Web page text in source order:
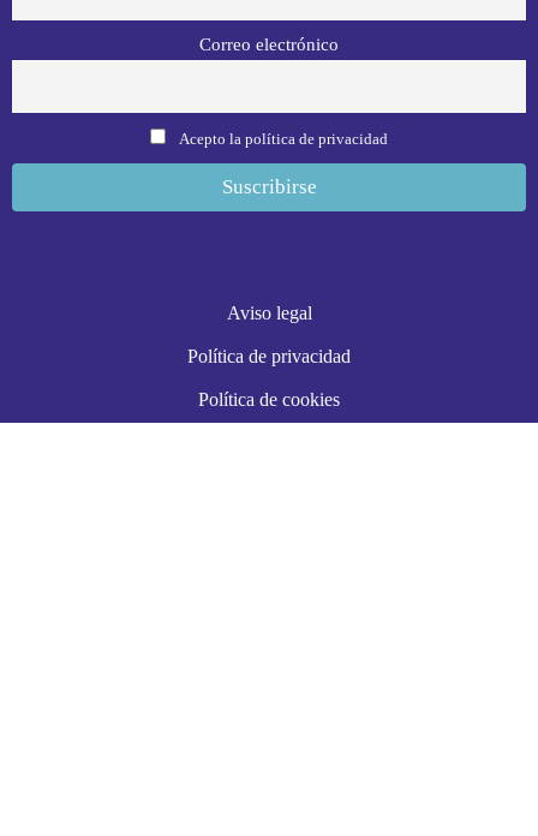
Correo electrónico
Acepto la política de privacidad
Aviso legal
Política de privacidad
Política de cookies